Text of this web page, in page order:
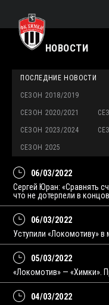
НОВОСТИ
ПОСЛЕДНИЕ НОВОСТИ
СЕЗОН 2018/2019
СЕЗОН 2020/2021
СЕЗОН 2023/2024
СЕЗОН 2025
06/03/2022
Сергей Юран: «Сравнять
что не дотерпели в
06/03/2022
Уступили «Локомотиву» в
05/03/2022
«Локомотив» — «Химки».
04/03/2022